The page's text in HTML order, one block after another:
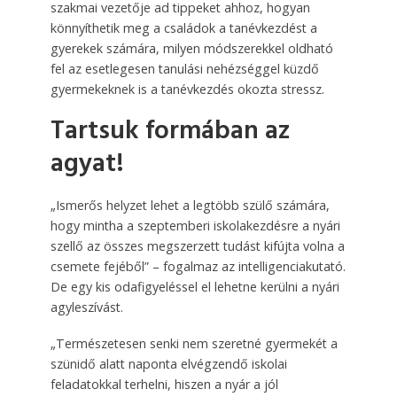
szakmai vezetője ad tippeket ahhoz, hogyan
könnyíthetik meg a családok a tanévkezdést a
gyerekek számára, milyen módszerekkel oldható
fel az esetlegesen tanulási nehézséggel küzdő
gyermekeknek is a tanévkezdés okozta stressz.
Tartsuk formában az
agyat!
„Ismerős helyzet lehet a legtöbb szülő számára,
hogy mintha a szeptemberi iskolakezdésre a nyári
szellő az összes megszerzett tudást kifújta volna a
csemete fejéből” – fogalmaz az intelligenciakutató.
De egy kis odafigyeléssel el lehetne kerülni a nyári
agyleszívást.
„Természetesen senki nem szeretné gyermekét a
szünidő alatt naponta elvégzendő iskolai
feladatokkal terhelni, hiszen a nyár a jól